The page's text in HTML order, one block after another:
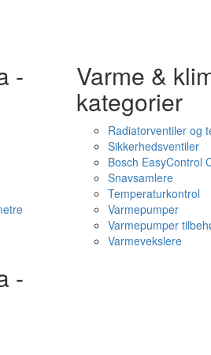
- Varme &
kategorier
Radiatorventiler og
Sikkerhedsventiler
Bosch EasyControl
Snavsamlere
Temperaturkontrol
Varmepumper
Varmepumper
Varmevekslere
-